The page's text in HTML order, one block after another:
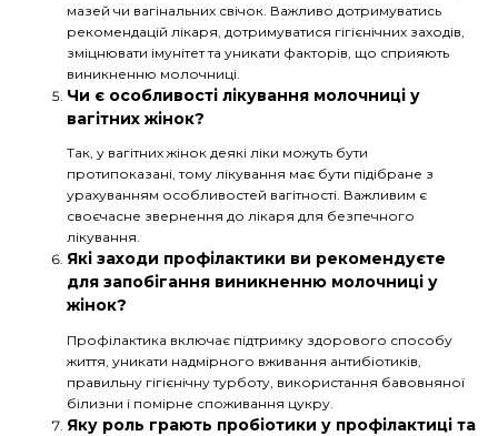
мазей чи вагінальних свічок. Важливо дотримуватись
рекомендацій лікаря, дотримуватися гігієнічних заходів,
зміцнювати імунітет та уникати факторів, що сприяють
виникненню молочниці.
Чи є особливості лікування молочниці у
вагітних жінок?
Так, у вагітних жінок деякі ліки можуть бути
протипоказані, тому лікування має бути підібране з
урахуванням особливостей вагітності. Важливим є
своєчасне звернення до лікаря для безпечного
лікування.
Які заходи профілактики ви рекомендуєте
для запобігання виникненню молочниці у
жінок?
Профілактика включає підтримку здорового способу
життя, уникати надмірного вживання антибіотиків,
правильну гігієнічну турботу, використання бавовняної
білизни і помірне споживання цукру.
Яку роль грають пробіотики у профілактиці та